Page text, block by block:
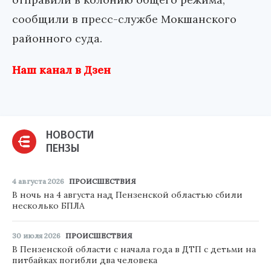
сообщили в пресс-службе Мокшанского
районного суда.
Наш канал в Дзен
НОВОСТИ
ПЕНЗЫ
4 августа 2026 ПРОИСШЕСТВИЯ
В ночь на 4 августа над Пензенской областью сбили
несколько БПЛА
30 июля 2026 ПРОИСШЕСТВИЯ
В Пензенской области с начала года в ДТП с детьми на
питбайках погибли два человека